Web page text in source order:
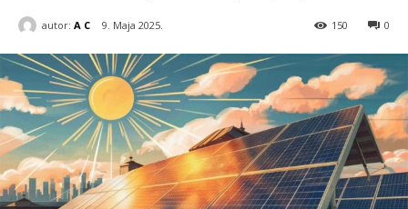
autor: A C 9. Maja 2025. 0
150